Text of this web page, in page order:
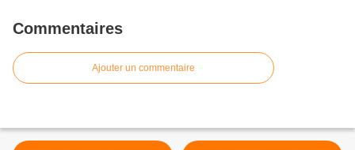
Commentaires
Ajouter un commentaire